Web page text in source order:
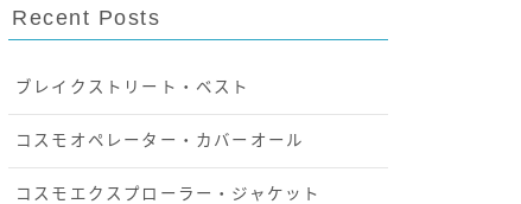
Recent Posts
ブレイクストリート・ベスト
コスモオペレーター・カバーオール
コスモエクスプローラー・ジャケット